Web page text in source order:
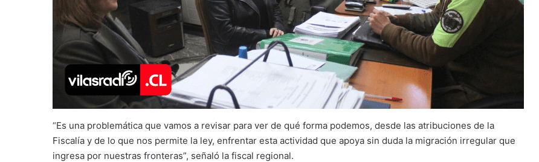
“Es una problemática que vamos a revisar para ver de qué forma podemos, desde las atribuciones de la
Fiscalía y de lo que nos permite la ley, enfrentar esta actividad que apoya sin duda la migración irregular que
ingresa por nuestras fronteras”, señaló la fiscal regional.